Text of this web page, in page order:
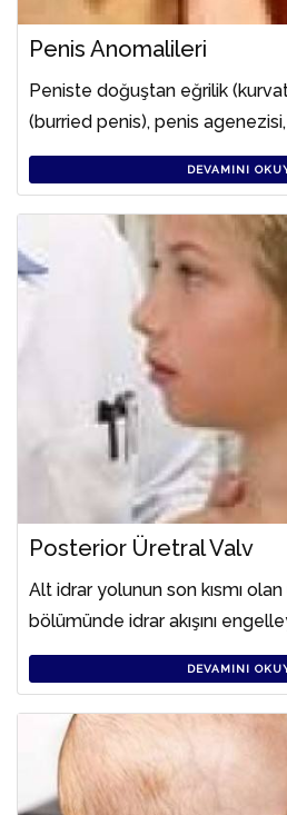
Penis Anomalileri
Peniste doğuştan eğrilik
(burried penis), penis
DEVAMINI
Posterior Üretral Valv
Alt idrar yolunun son kısmı
bölümünde idrar akışını
DEVAMINI